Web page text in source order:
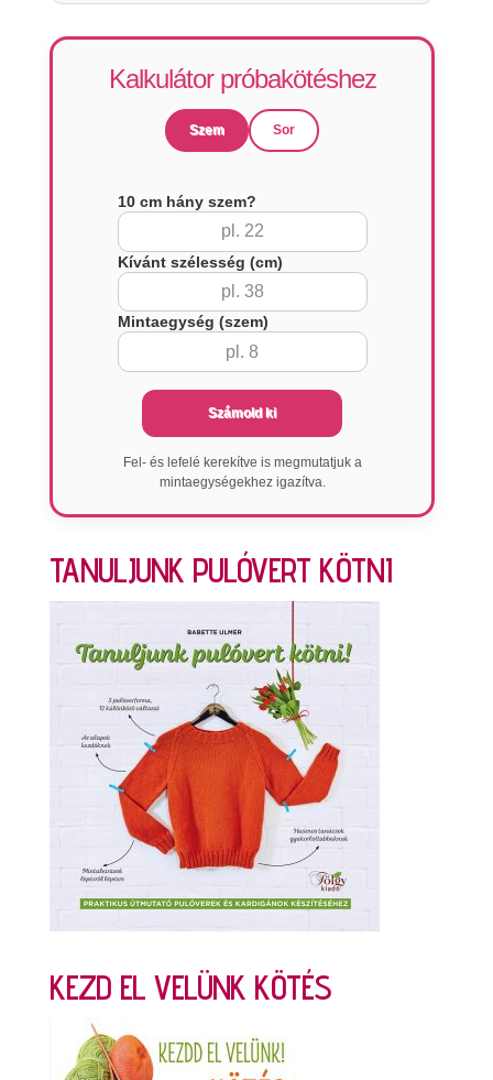
Kalkulátor próbakötéshez
Szem Sor
10 cm hány szem?
Kívánt szélesség (cm)
Mintaegység (szem)
Számold ki
Fel- és lefelé kerekítve is megmutatjuk a
mintaegységekhez igazítva.
TANULJUNK PULÓVERT KÖTNI
KEZD EL VELÜNK KÖTÉS